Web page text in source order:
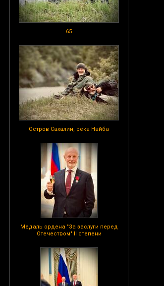
65
Остров Сахалин, река Найба
Медаль ордена "За заслуги перед
Отечеством" II степени